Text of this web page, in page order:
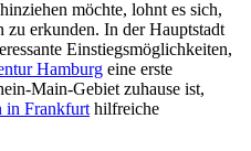
möchte, lohnt es sich,
zu erkunden. In der Hauptstadt
Einstiegsmöglichkeiten,
Hamburg eine erste
Main-Gebiet zuhause ist,
in Frankfurt hilfreiche